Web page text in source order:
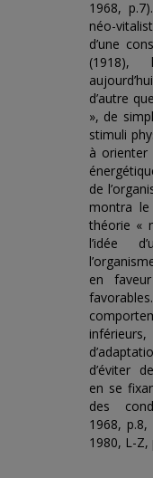
1968,
néo-
d’une
d’autre
», de
stimuli
à orienter
de
montra
théorie «
l’idée
en
d’éviter
en se
des
1968, p.8,
1980, L-Z,